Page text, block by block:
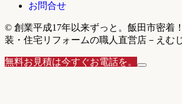
お問合せ
© 創業平成17年以来ずっと。飯田市密着
装・住宅リフォームの職人直営店－えむ
無料お見積は今すぐお電話を。